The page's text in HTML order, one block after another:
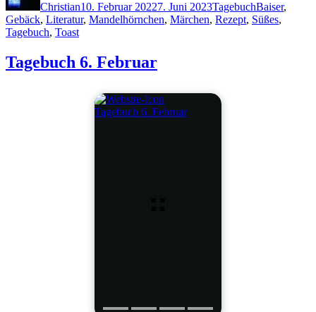
Christian10. Februar 20227. Juni 2023TagebuchBaiser,
Gebäck, Literatur, Mandelhörnchen, Märchen, Rezept, Süßes,
Tagebuch, Toast
Tagebuch 6. Februar
Tagebuch 6. Februar